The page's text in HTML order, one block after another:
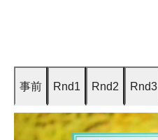
事前 Rnd1 Rnd2 Rnd3